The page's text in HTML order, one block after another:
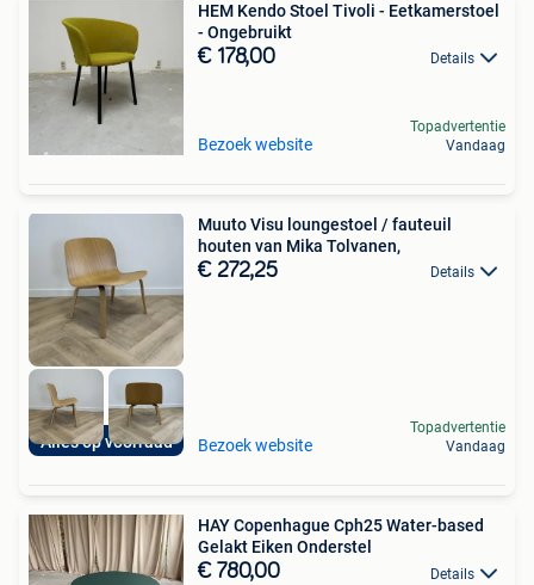
HEM Kendo Stoel Tivoli - Eetkamerstoel
- Ongebruikt
€ 178,00 Details
Bezoek website
Topadvertentie
Vandaag
Alles op voorraad
Muuto Visu loungestoel / fauteuil
houten van Mika Tolvanen,
€ 272,25 Details
Bezoek website
Topadvertentie
Vandaag
HAY Copenhague Cph25 Water-based
Gelakt Eiken Onderstel
€ 780,00 Details